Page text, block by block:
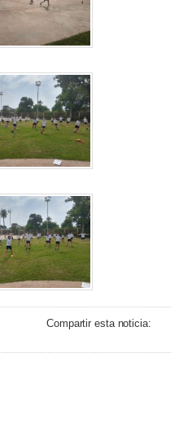
Compartir esta noticia: